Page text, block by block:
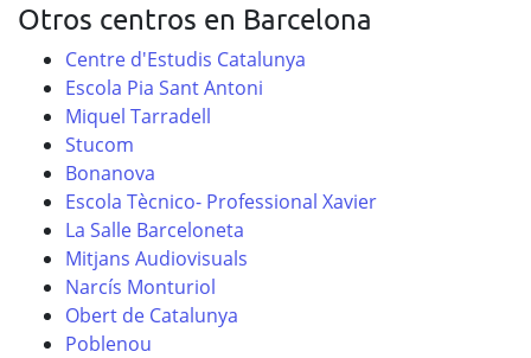
Otros centros en Barcelona
Centre d'Estudis Catalunya
Escola Pia Sant Antoni
Miquel Tarradell
Stucom
Bonanova
Escola Tècnico- Professional Xavier
La Salle Barceloneta
Mitjans Audiovisuals
Narcís Monturiol
Obert de Catalunya
Poblenou